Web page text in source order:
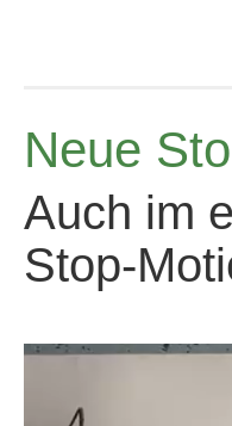
Neue
Auch im
Stop-